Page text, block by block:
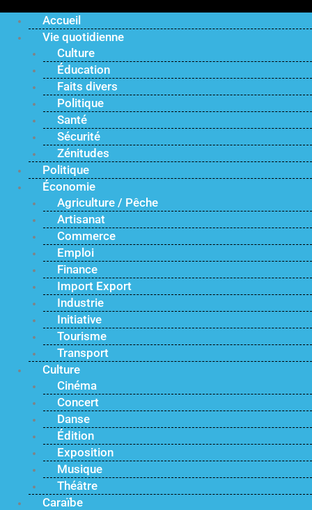
Accueil
Vie quotidienne
Culture
Éducation
Faits divers
Politique
Santé
Sécurité
Zénitudes
Politique
Économie
Agriculture / Pêche
Artisanat
Commerce
Emploi
Finance
Import Export
Industrie
Initiative
Tourisme
Transport
Culture
Cinéma
Concert
Danse
Édition
Exposition
Musique
Théâtre
Caraïbe